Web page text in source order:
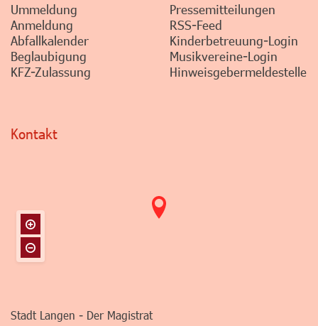
Ummeldung
Anmeldung
Abfallkalender
Beglaubigung
KFZ-Zulassung
Pressemitteilungen
RSS-Feed
Kinderbetreuung-Login
Musikvereine-Login
Hinweisgebermeldestelle
Kontakt
Stadt Langen - Der Magistrat